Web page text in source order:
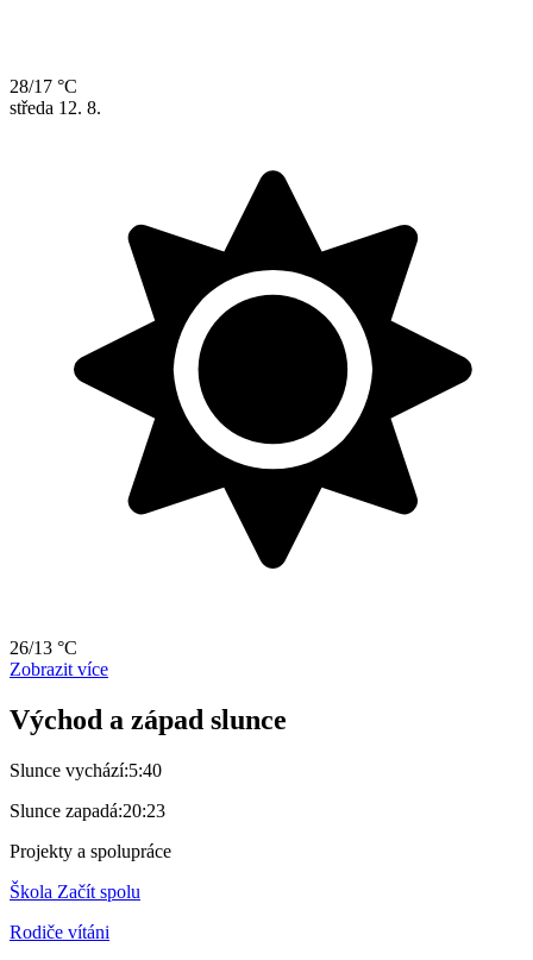
28/17 °C
středa 12. 8.
26/13 °C
Zobrazit více
Východ a západ slunce
Slunce vychází:5:40
Slunce zapadá:20:23
Projekty a spolupráce
Škola Začít spolu
Rodiče vítáni